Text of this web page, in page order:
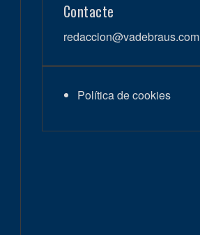
Contacte
redaccion@vadebraus.com
Política de cookies